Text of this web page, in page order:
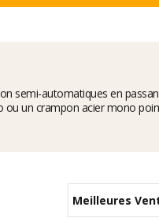
semi-automatiques en
ou un crampon acier mono
Meilleures